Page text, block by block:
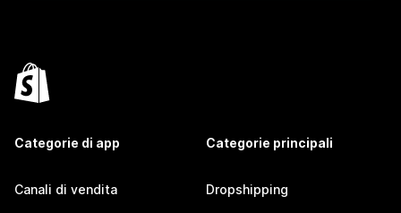
Categorie di app
Canali di vendita
Categorie principali
Dropshipping